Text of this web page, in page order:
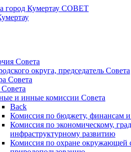
СОВЕТ
Совета
округа, председатель Совета
Совета
и инные комиссии Совета
Back
Комиссия по бюджету, финансам и
Комиссия по экономическому,
инфраструктурному развитию
Комиссия по охране окружающей